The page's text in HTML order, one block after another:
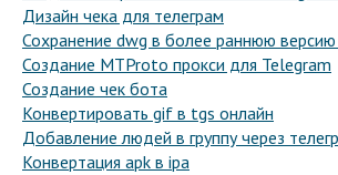
Дизайн чека для телеграм
Сохранение dwg в более раннюю
Создание MTProto прокси для Telegram
Создание чек бота
Конвертировать gif в tgs онлайн
Добавление людей в группу через
Конвертация apk в ipa